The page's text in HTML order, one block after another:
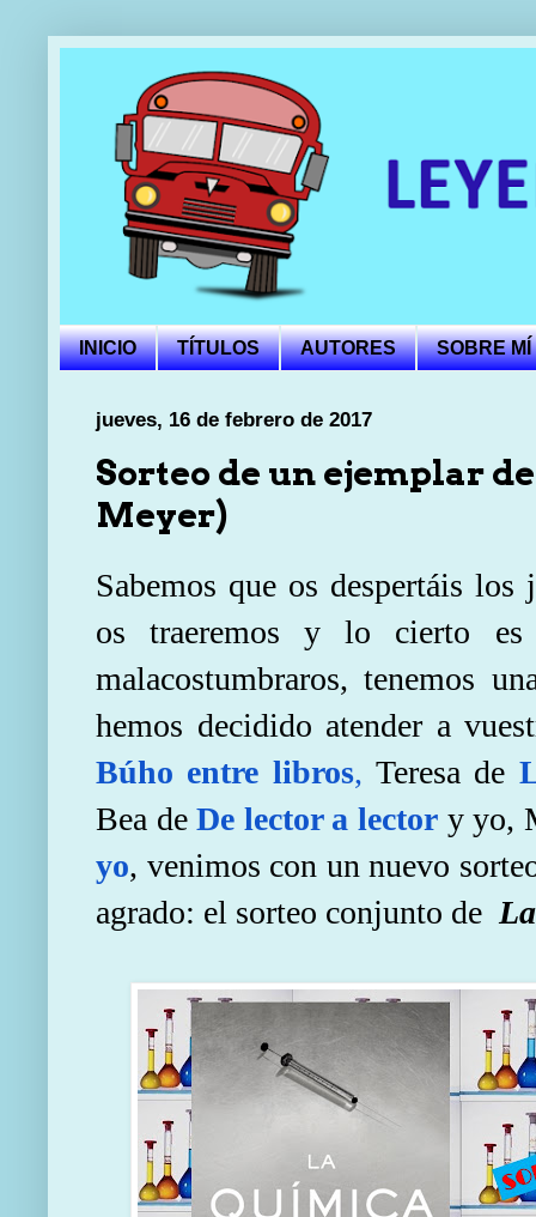
INICIO TÍTULOS AUTORES SOBRE MÍ
jueves, 16 de febrero de 2017
Sorteo de un ejemplar
Meyer)
Sabemos que os despertáis los
os traeremos y lo cierto es
malacostumbraros, tenemos
hemos decidido atender a
Búho entre libros, Teresa de
Bea deDe lector a lector y yo,
yo, venimos con un nuevo
agrado: el sorteo conjunto de